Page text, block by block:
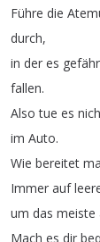
Führe die
durch,
in der es
fallen.
Also tue es
im Auto.
Wie bereitet
Immer auf
um das meiste
Mach es dir